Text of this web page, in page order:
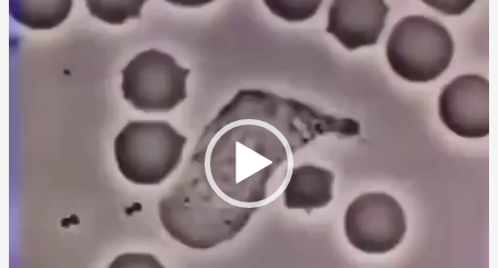
Player